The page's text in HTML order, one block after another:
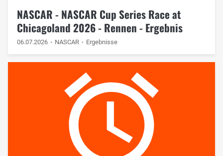
NASCAR - NASCAR Cup Series Race at
Chicagoland 2026 - Rennen - Ergebnis
06.07.2026 NASCAR Ergebnisse